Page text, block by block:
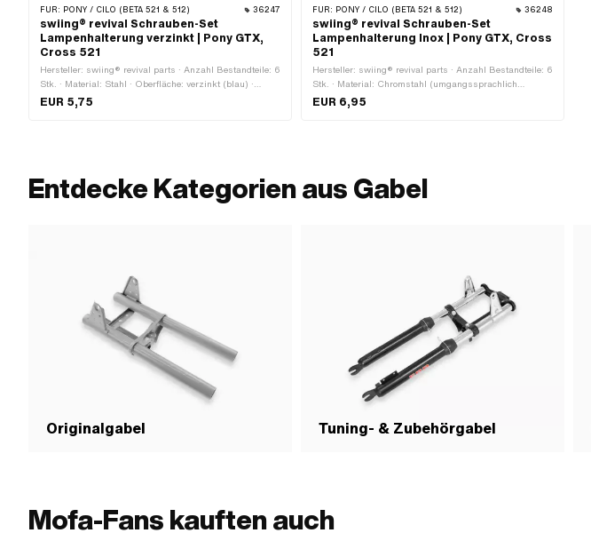
FÜR: PONY / CILO (BETA 521 & 512) 36247
swiing® revival Schrauben-Set
Lampenhalterung verzinkt | Pony GTX,
Cross 521
Hersteller: swiing® revival parts · Anzahl Bestandteile: 6
Stk. · Material: Stahl · Oberfläche: verzinkt (blau) ·
Antrieb: Aussensechskant · Gewindeart: M6x1
(Standardgewinde) · Schraubenkopf: Sechskant ·
EUR 5,75
FÜR: PONY / CILO (BETA 521 & 512) 36248
swiing® revival Schrauben-Set
Lampenhalterung Inox | Pony GTX, Cross
521
Hersteller: swiing® revival parts · Anzahl Bestandteile: 6
Stk. · Material: Chromstahl (umgangssprachlich
bekannt als Nirosta) · Material: Stahl · Oberfläche:
rostfrei · Oberfläche: verzinkt (blau) · Antrieb:
EUR 6,95
Entdecke Kategorien aus Gabel
Originalgabel Tuning- & Zubehörgabel
Mofa-Fans kauften auch